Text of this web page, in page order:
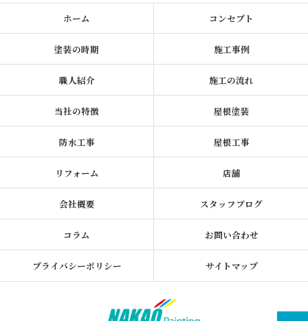
ホーム コンセプト
塗装の時期 施工事例
職人紹介 施工の流れ
当社の特徴 屋根塗装
防水工事 屋根工事
リフォーム 店舗
会社概要 スタッフブログ
コラム お問い合わせ
プライバシーポリシー サイトマップ